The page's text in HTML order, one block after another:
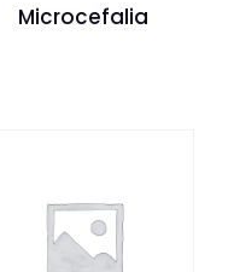
Microcefalia